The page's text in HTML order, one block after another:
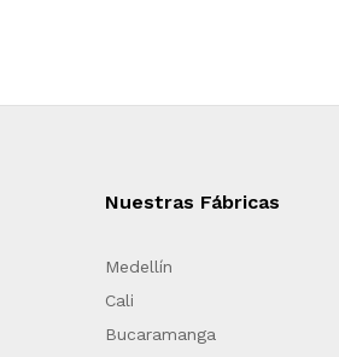
Nuestras Fábricas
Medellín
Cali
Bucaramanga